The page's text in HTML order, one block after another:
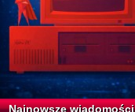
Najnowsze wiadomości